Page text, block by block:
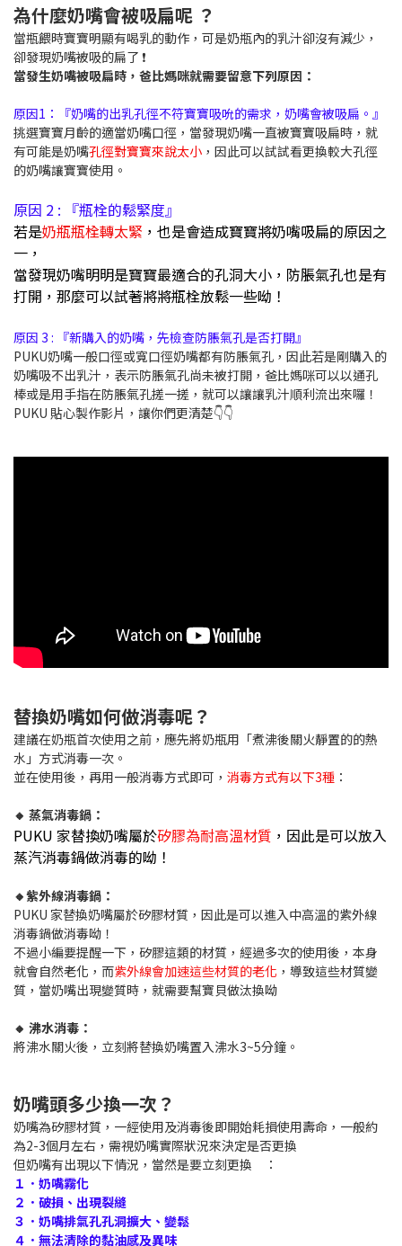
為什麼奶嘴會被吸扁呢 ？
當瓶餵時寶寶明顯有喝乳的動作，可是奶瓶內的乳汁卻沒有減少，
卻發現奶嘴被吸的扁了 ❗
當發生奶嘴被吸扁時，爸比媽咪就需要留意下列原因：
原因1：『奶嘴的出乳孔徑不符寶寶吸吮的需求，奶嘴會被吸扁。』
挑選寶寶月齡的適當奶嘴口徑，當發現奶嘴一直被寶寶吸扁時，就
有可能是奶嘴孔徑對寶寶來說太小 ，因此可以試試看更換較大孔徑
的奶嘴讓寶寶使用。
原因 2 : 『瓶栓的鬆緊度』
若是奶瓶瓶栓轉太緊 ，也是會造成寶寶將奶嘴吸扁的原因之
一，
當發現奶嘴明明是寶寶最適合的孔洞大小，防脹氣孔也是有
打開，那麼可以試著將將瓶栓放鬆一些呦！
原因 3 : 『新購入的奶嘴，先檢查防脹氣孔是否打開』
PUKU奶嘴一般口徑或寬口徑奶嘴都有防脹氣孔，因此若是剛購入的
奶嘴吸不出乳汁，表示防脹氣孔尚未被打開，爸比媽咪可以以通孔
棒或是用手指在防脹氣孔搓一搓，就可以讓讓乳汁順利流出來囉！
PUKU 貼心製作影片，讓你們更清楚👇👇
替換奶嘴如何做消毒呢？
建議在奶瓶首次使用之前，應先將奶瓶用「煮沸後關火靜置的的熱
水」方式消毒一次。
並在使用後，再用一般消毒方式即可， 消毒方式有以下3種 ：
🔸 蒸氣消毒鍋：
PUKU 家替換奶嘴屬於矽膠為耐高溫材質 ，因此是可以放入
蒸汽消毒鍋做消毒的呦！
🔸紫外線消毒鍋：
PUKU 家替換奶嘴屬於矽膠材質，因此是可以進入中高溫的紫外線
消毒鍋做消毒呦！
不過小編要提醒一下，矽膠這類的材質，經過多次的使用後，本身
就會自然老化，而紫外線會加速這些材質的老化 ，導致這些材質變
質，當奶嘴出現變質時，就需要幫寶貝做汰換呦
🔸 沸水消毒：
將沸水關火後，立刻將替換奶嘴置入沸水3~5分鐘。
奶嘴頭多少換一次？
奶嘴為矽膠材質，一經使用及消毒後即開始耗損使用壽命，一般約
為2-3個月左右，需視奶嘴實際狀況來決定是否更換
但奶嘴有出現以下情況，當然是要立刻更換 ：
１．奶嘴霧化
２．破損、出現裂縫
３．奶嘴排氣孔孔洞擴大、變鬆
４．無法清除的黏油感及異味